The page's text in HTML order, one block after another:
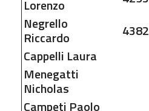
Lorenzo
Negrello
Riccardo 4382
Cappelli Laura
Menegatti
Nicholas
Campeti Paolo